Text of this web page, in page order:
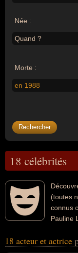
Née :
Quand ?
Morte :
en 1988
18 célébrités
(toutes
connus
Pauline
Paul Mercey, Félix
18 acteur et actrice